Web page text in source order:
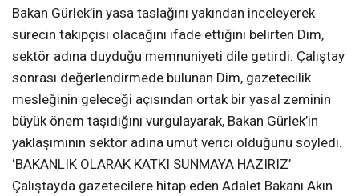
Bakan Gürlek’in yasa taslağını yakından inceleyerek
sürecin takipçisi olacağını ifade ettiğini belirten Dim,
sektör adına duyduğu memnuniyeti dile getirdi. Çalıştay
sonrası değerlendirmede bulunan Dim, gazetecilik
mesleğinin geleceği açısından ortak bir yasal zeminin
büyük önem taşıdığını vurgulayarak, Bakan Gürlek’in
yaklaşımının sektör adına umut verici olduğunu söyledi.
‘BAKANLIK OLARAK KATKI SUNMAYA HAZIRIZ’
Çalıştayda gazetecilere hitap eden Adalet Bakanı Akın